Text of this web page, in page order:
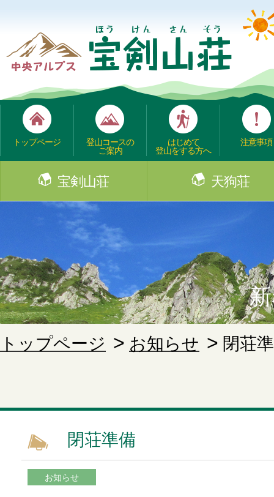
トップページ
登山コースの
ご案内
はじめて
登山をする方へ
注意事項
宝剣山荘 天狗荘
トップページ お知らせ 閉荘
閉荘準備
お知らせ